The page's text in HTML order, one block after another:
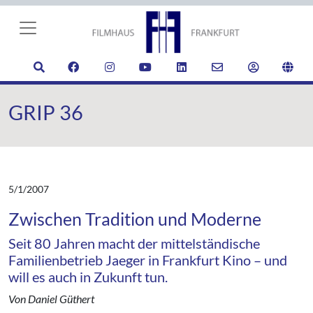
GRIP 36
5/1/2007
Zwischen Tradition und Moderne
Seit 80 Jahren macht der mittelständische
Familienbetrieb Jaeger in Frankfurt Kino – und
will es auch in Zukunft tun.
Von Daniel Güthert